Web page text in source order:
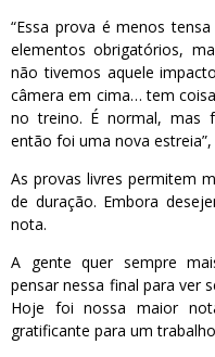
“Essa prova é menos
elementos obrigatórios,
não tivemos aquele
câmera em cima… tem
no treino. É normal, mas
então foi uma nova estreia”,
As provas livres permitem
de duração. Embora
nota.
A gente quer sempre
pensar nessa final para ver
Hoje foi nossa maior
gratificante para um